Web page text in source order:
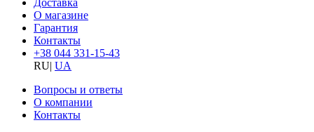
Доставка
О магазине
Гарантия
Контакты
+38 044 331-15-43
RU| UA
Вопросы и ответы
О компании
Контакты